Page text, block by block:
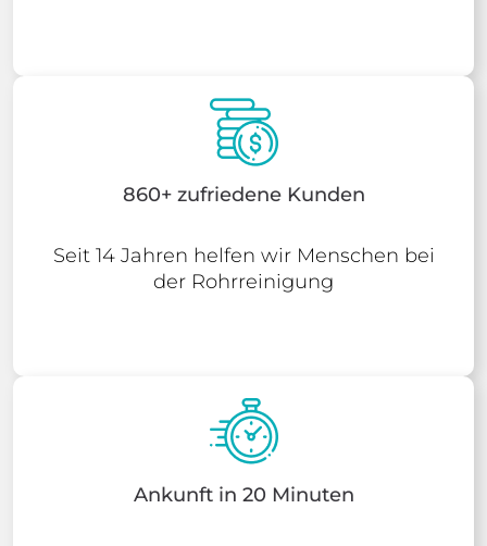
860+ zufriedene Kunden
Seit 14 Jahren helfen wir Menschen bei
der Rohrreinigung
Ankunft in 20 Minuten